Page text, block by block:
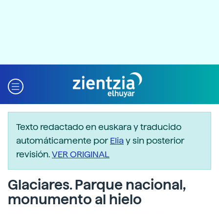
Texto redactado en euskara y traducido
automáticamente porEliay sin posterior
revisión.VER ORIGINAL
Glaciares. Parque nacional,
monumento al hielo